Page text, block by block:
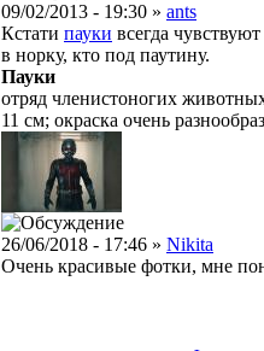
09/02/2013 - 19:30 » ants
Кстати пауки всегда
в норку, кто под паутину.
Пауки
отряд членистоногих
11 см; окраска очень
26/06/2018 - 17:46 » Nikita
Очень красивые фотки, мне